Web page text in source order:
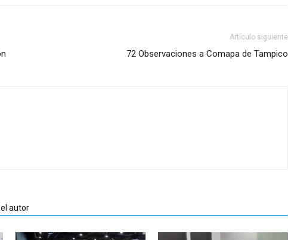
Artículo siguiente
72 Observaciones a Comapa de Tampico
autor